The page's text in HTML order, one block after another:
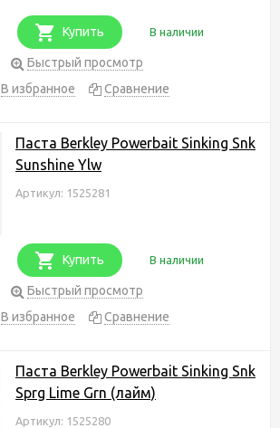
Купить В наличии
Быстрый просмотр
В избранное
Сравнение
Паста Berkley Powerbait Sinking Snk
Sunshine Ylw
Артикул: 1525281
Купить В наличии
Быстрый просмотр
В избранное
Сравнение
Паста Berkley Powerbait Sinking Snk
Sprg Lime Grn (лайм)
Артикул: 1525280